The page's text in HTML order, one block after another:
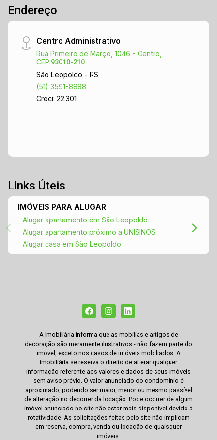
Endereço
Centro Administrativo
Rua Primeiro de Março, 1046 - Centro,
CEP:93010-210
São Leopoldo - RS
(51) 3591-8888
Creci: 22.301
Links Úteis
IMÓVEIS PARA ALUGAR
Alugar apartamento em São Leopoldo
Alugar apartamento próximo a UNISINOS
Alugar casa em São Leopoldo
A Imobiliária informa que as mobílias e artigos de
decoração são meramente ilustrativos - não fazem parte do
imóvel, exceto nos casos de imóveis mobiliados. A
imobiliária se reserva o direito de alterar qualquer
informação referente aos valores e dados de seus imóveis
sem aviso prévio. O valor anunciado do condomínio é
aproximado, podendo ser maior, menor ou mesmo passível
de alteração no decorrer da locação. Pode ocorrer de algum
imóvel anunciado no site não estar mais disponível devido à
rotatividade. As solicitações feitas pelo site não implicam
em reserva, compra, venda ou locação de quaisquer
imóveis.